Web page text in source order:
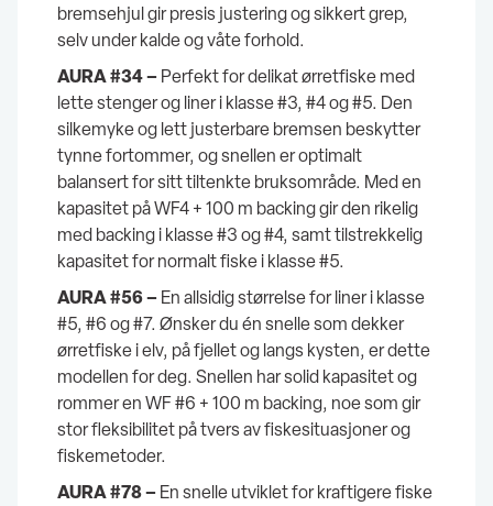
bremsehjul gir presis justering og sikkert grep,
selv under kalde og våte forhold.
AURA #34 –Perfekt for delikat ørretfiske med
lette stenger og liner i klasse #3, #4 og #5. Den
silkemyke og lett justerbare bremsen beskytter
tynne fortommer, og snellen er optimalt
balansert for sitt tiltenkte bruksområde. Med en
kapasitet på WF4 + 100 m backing gir den rikelig
med backing i klasse #3 og #4, samt tilstrekkelig
kapasitet for normalt fiske i klasse #5.
AURA #56 –En allsidig størrelse for liner i klasse
#5, #6 og #7. Ønsker du én snelle som dekker
ørretfiske i elv, på fjellet og langs kysten, er dette
modellen for deg. Snellen har solid kapasitet og
rommer en WF #6 + 100 m backing, noe som gir
stor fleksibilitet på tvers av fiskesituasjoner og
fiskemetoder.
AURA #78 –En snelle utviklet for kraftigere fiske